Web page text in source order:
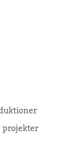
projekter